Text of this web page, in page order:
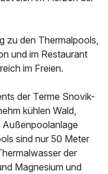
p.P. ab666,00 €
zu den Thermalpools,
und im Restaurant
im Freien.
der Terme Snovik-
kühlen Wald,
Außenpoolanlage
sind nur 50 Meter
der
Magnesium und